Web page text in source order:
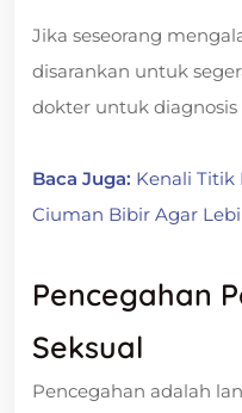
Jika seseorang
disarankan untuk
dokter untuk
Baca Juga: Kenali Titik
Ciuman Bibir Agar
Pencegahan
Seksual
Pencegahan adalah